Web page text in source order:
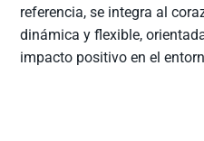
referencia, se integra al
dinámica y flexible,
impacto positivo en el